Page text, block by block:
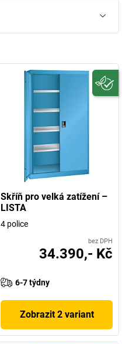
Skříň pro velká zatížení –
LISTA
4 police
bez DPH
34.390,- Kč
6-7 týdny
Zobrazit 2 variant